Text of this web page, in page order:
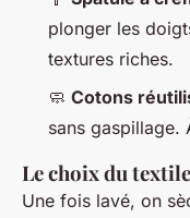
plonger les
textures riches.
🧼 Cotons
sans gaspillage.
Le choix du
Une fois lavé, on